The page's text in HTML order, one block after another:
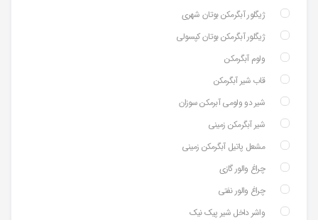
ژیگلور آبگرمکن بوتان شهری
ژیگلور آبگرمکن بوتان کپسولی
ولوم آبگرمکن
قاب شیر آبگرمکن
شیر دو ولومی آبرمکن سوزان
شیر آبگرمکن زمینی
مشعل پاتیل آبگرمکن زمینی
چراغ والور گازی
چراغ والور نفتی
واشر داخل شیر پیک نیک